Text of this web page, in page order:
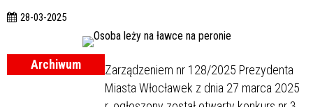
28-03-2025
Archiwum
Zarządzeniem nr 128/2025 Prezydenta
Miasta Włocławek z dnia 27 marca 2025